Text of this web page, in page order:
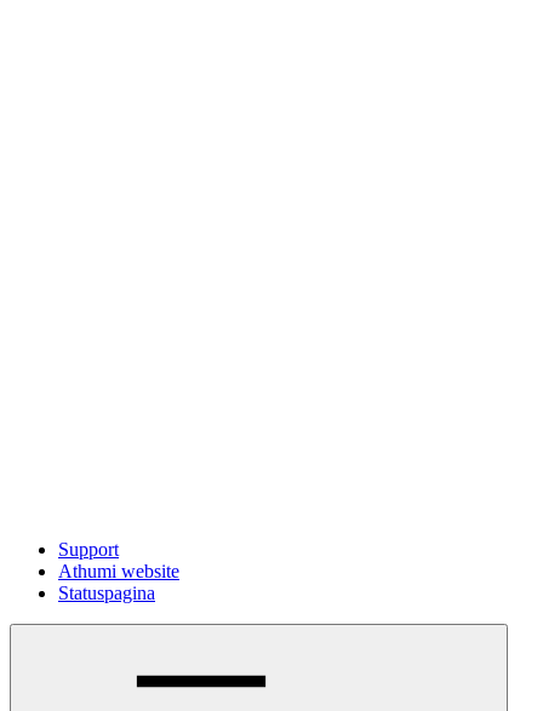
Support
Athumi website
Statuspagina